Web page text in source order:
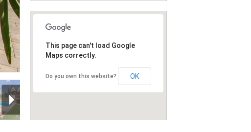
This page can't load Google
Maps correctly.
Do you own this website? OK